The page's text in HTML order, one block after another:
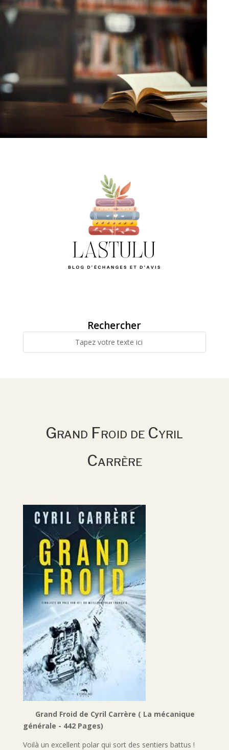
Rechercher
Grand Froid de Cyril
Carrère
Grand Froid de Cyril Carrère ( La mécanique
générale - 442 Pages)
Voilà un excellent polar qui sort des sentiers battus !